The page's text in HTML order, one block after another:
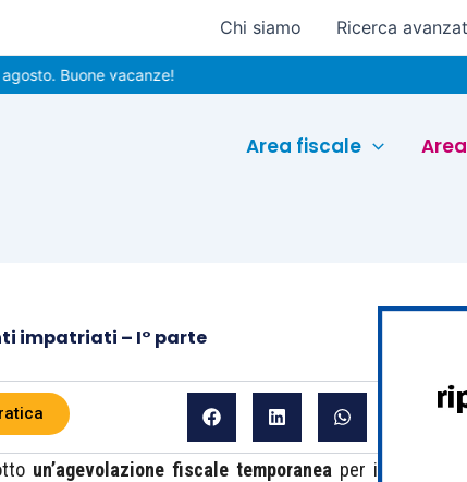
Chi siamo Ricerca
Buone vacanze!
Area fiscale
impatriati – I° parte
un’agevolazione fiscale temporanea per i